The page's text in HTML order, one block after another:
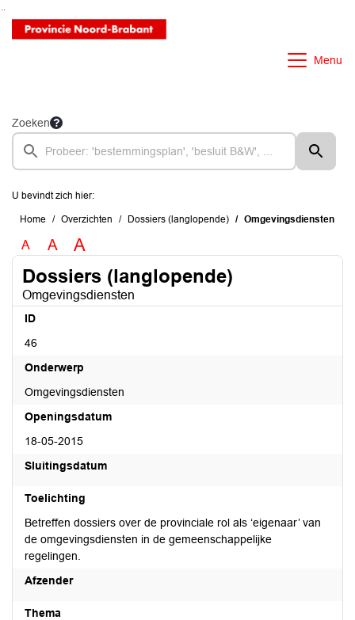
Ga naar de inhoud van deze pagina
Ga naar het zoeken
Ga naar het menu
Menu
Zoeken
U bevindt zich hier:
Home Overzichten Dossiers (langlopende) Omgevingsdiensten
A A A
Dossiers (langlopende)
Omgevingsdiensten
ID
46
Onderwerp
Omgevingsdiensten
Openingsdatum
18-05-2015
Sluitingsdatum
Toelichting
Betreffen dossiers over de provinciale rol als ‘eigenaar’ van
de omgevingsdiensten in de gemeenschappelijke
regelingen.
Afzender
Thema